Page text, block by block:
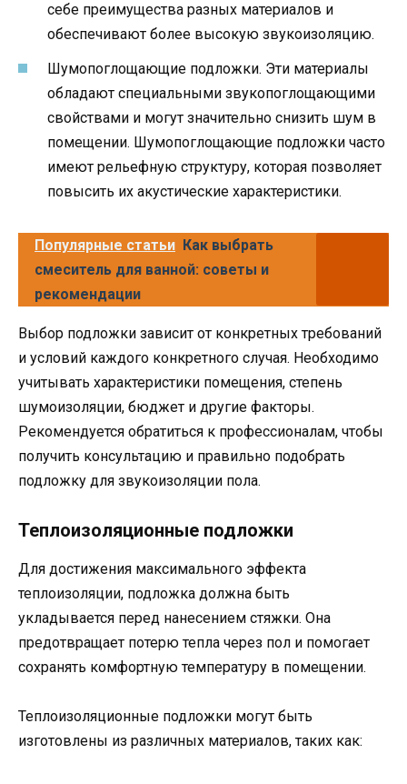
себе преимущества разных материалов и
обеспечивают более высокую звукоизоляцию.
Шумопоглощающие подложки. Эти материалы
обладают специальными звукопоглощающими
свойствами и могут значительно снизить шум в
помещении. Шумопоглощающие подложки часто
имеют рельефную структуру, которая позволяет
повысить их акустические характеристики.
Популярные статьи Как выбрать
смеситель для ванной: советы и
рекомендации
Выбор подложки зависит от конкретных требований
и условий каждого конкретного случая. Необходимо
учитывать характеристики помещения, степень
шумоизоляции, бюджет и другие факторы.
Рекомендуется обратиться к профессионалам, чтобы
получить консультацию и правильно подобрать
подложку для звукоизоляции пола.
Теплоизоляционные подложки
Для достижения максимального эффекта
теплоизоляции, подложка должна быть
укладывается перед нанесением стяжки. Она
предотвращает потерю тепла через пол и помогает
сохранять комфортную температуру в помещении.
Теплоизоляционные подложки могут быть
изготовлены из различных материалов, таких как: